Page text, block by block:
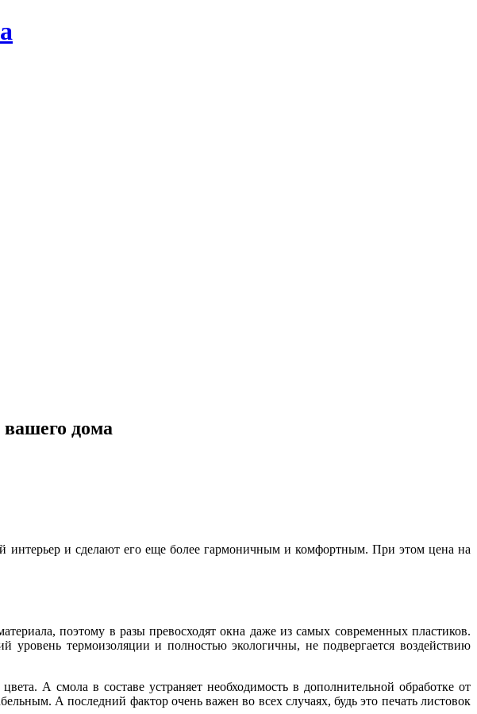
дома
и сделают его еще более гармоничным и комфортным. При этом цена на
поэтому в разы превосходят окна даже из самых современных пластиков.
термоизоляции и полностью экологичны, не подвергается воздействию
А смола в составе устраняет необходимость в дополнительной обработке от
А последний фактор очень важен во всех случаях, будь это печать листовок